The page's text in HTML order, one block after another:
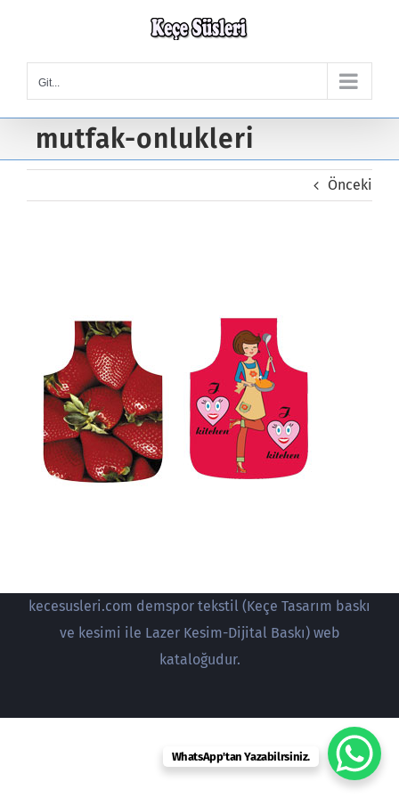
content
Git...
mutfak-onlukleri
Önceki
kecesusleri.com demspor tekstil (Keçe Tasarım baskı
ve kesimi ile Lazer Kesim-Dijital Baskı) web
kataloğudur.
WhatsApp'tan Yazabilrsiniz.